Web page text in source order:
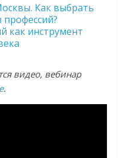
Как выбрать
как инструмент
видео, вебинар
.